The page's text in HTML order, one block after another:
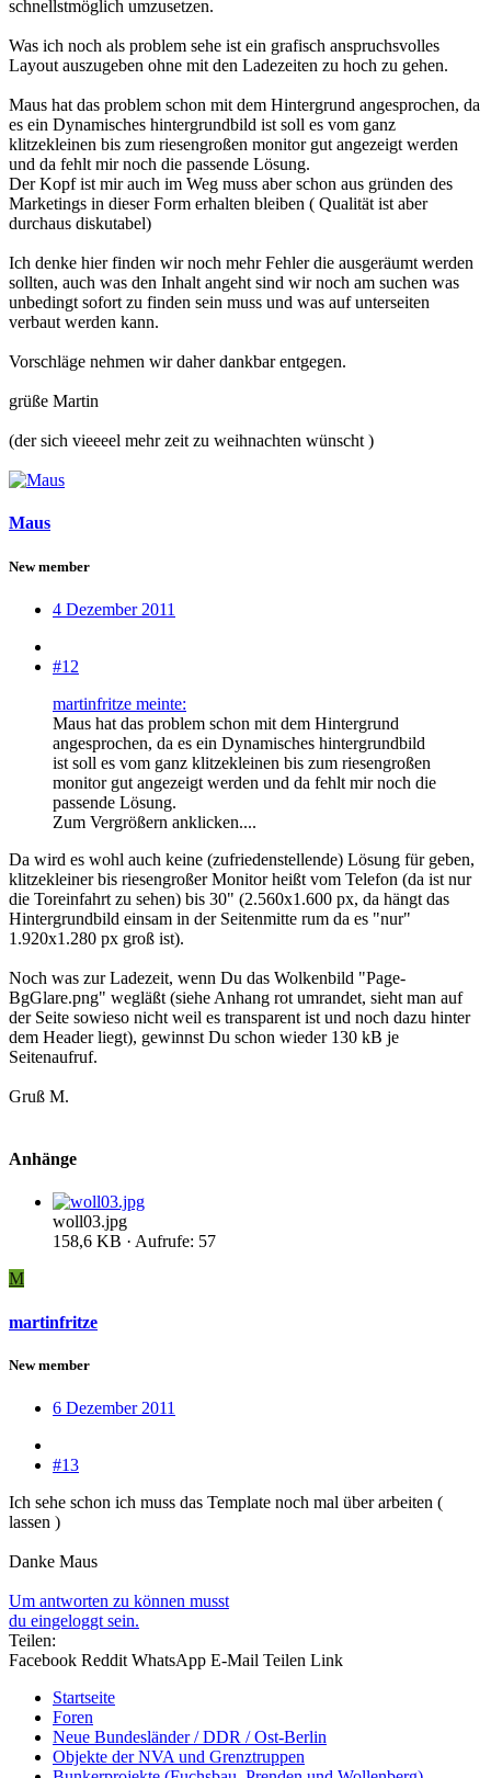
schnellstmöglich umzusetzen.
Was ich noch als problem sehe ist ein grafisch anspruchsvolles
Layout auszugeben ohne mit den Ladezeiten zu hoch zu gehen.
Maus hat das problem schon mit dem Hintergrund angesprochen, da
es ein Dynamisches hintergrundbild ist soll es vom ganz
klitzekleinen bis zum riesengroßen monitor gut angezeigt werden
und da fehlt mir noch die passende Lösung.
Der Kopf ist mir auch im Weg muss aber schon aus gründen des
Marketings in dieser Form erhalten bleiben ( Qualität ist aber
durchaus diskutabel)
Ich denke hier finden wir noch mehr Fehler die ausgeräumt werden
sollten, auch was den Inhalt angeht sind wir noch am suchen was
unbedingt sofort zu finden sein muss und was auf unterseiten
verbaut werden kann.
Vorschläge nehmen wir daher dankbar entgegen.
grüße Martin
(der sich vieeeel mehr zeit zu weihnachten wünscht )
Maus
New member
4 Dezember 2011
#12
martinfritze meinte:
Maus hat das problem schon mit dem Hintergrund
angesprochen, da es ein Dynamisches hintergrundbild
ist soll es vom ganz klitzekleinen bis zum riesengroßen
monitor gut angezeigt werden und da fehlt mir noch die
passende Lösung.
Zum Vergrößern anklicken....
Da wird es wohl auch keine (zufriedenstellende) Lösung für geben,
klitzekleiner bis riesengroßer Monitor heißt vom Telefon (da ist nur
die Toreinfahrt zu sehen) bis 30" (2.560x1.600 px, da hängt das
Hintergrundbild einsam in der Seitenmitte rum da es "nur"
1.920x1.280 px groß ist).
Noch was zur Ladezeit, wenn Du das Wolkenbild "Page-
BgGlare.png" wegläßt (siehe Anhang rot umrandet, sieht man auf
der Seite sowieso nicht weil es transparent ist und noch dazu hinter
dem Header liegt), gewinnst Du schon wieder 130 kB je
Seitenaufruf.
Gruß M.
Anhänge
woll03.jpg
158,6 KB · Aufrufe: 57
M
martinfritze
New member
6 Dezember 2011
#13
Ich sehe schon ich muss das Template noch mal über arbeiten (
lassen )
Danke Maus
Um antworten zu können musst
du eingeloggt sein.
Teilen:
Facebook Reddit WhatsApp E-Mail Teilen Link
Startseite
Foren
Neue Bundesländer / DDR / Ost-Berlin
Objekte der NVA und Grenztruppen